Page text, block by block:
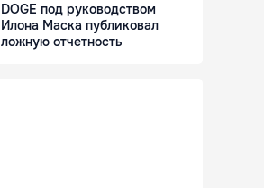
DOGE под руководством
Илона Маска публиковал
ложную отчетность